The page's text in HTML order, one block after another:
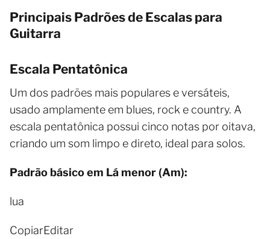
Principais Padrões de Escalas para
Guitarra
Escala Pentatônica
Um dos padrões mais populares e versáteis,
usado amplamente em blues, rock e country. A
escala pentatônica possui cinco notas por oitava,
criando um som limpo e direto, ideal para solos.
Padrão básico em Lá menor (Am):
lua
CopiarEditar